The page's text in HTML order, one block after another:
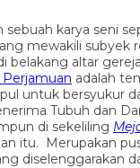
sebuah karya seni
mewakili subyek
belakang altar
Perjamuan adalah
untuk bersyukur
Tubuh dan
di sekeliling
itu. Merupakan
diselenggarakan